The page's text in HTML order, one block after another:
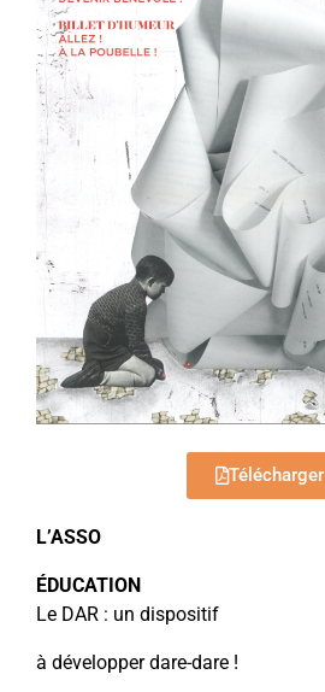
Télécharger
L’ASSO
ÉDUCATION
Le DAR : un dispositif
à développer dare-dare !